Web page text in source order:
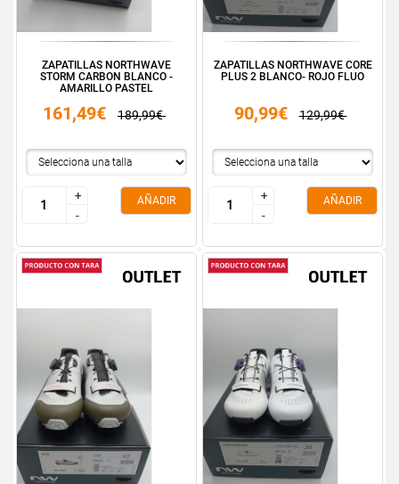
ZAPATILLAS NORTHWAVE
STORM CARBON BLANCO -
AMARILLO PASTEL
161,49€ 189,99€
+
-
+
-
AÑADIR
ZAPATILLAS NORTHWAVE CORE
PLUS 2 BLANCO- ROJO FLUO
90,99€ 129,99€
+
-
+
-
AÑADIR